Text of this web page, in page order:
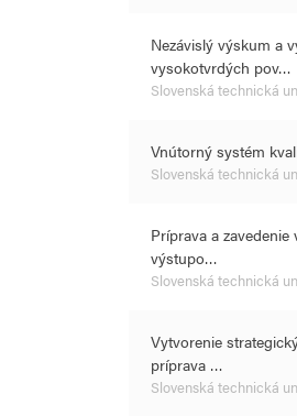
Nezávislý výskum a
vysokotvrdých pov…
Slovenská technická
Vnútorný systém
Slovenská technická
Príprava a
výstupo…
Slovenská technická
Vytvorenie
príprava …
Slovenská technická